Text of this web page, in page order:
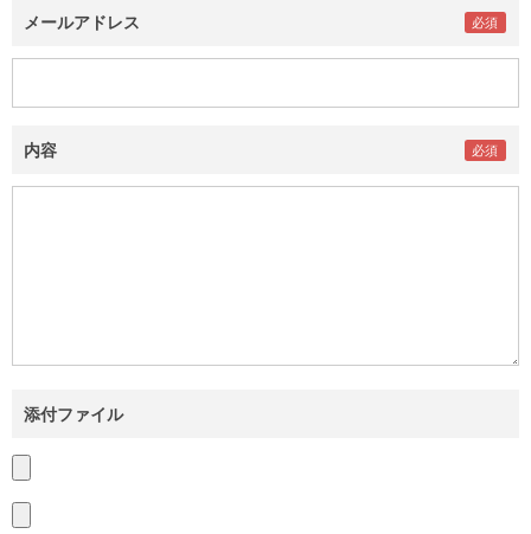
メールアドレス
内容
添付ファイル